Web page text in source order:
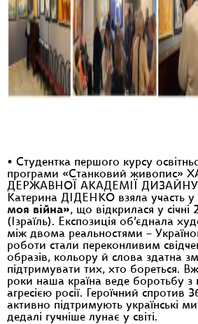
• Студентка першого курсу
програми «Станковий живопис»
ДЕРЖАВНОЇ АКАДЕМІЇ
Катерина ДІДЕНКО взяла участь у
моя війна», що відкрилася у
(Ізраїль). Експозиція об’єднала
між двома реальностями –
роботи стали переконливим
образів, кольору й слова здатна
підтримувати тих, хто бореться.
роки наша країна веде боротьбу
агресією росії. Героїчний спротив
активно підтримують українські
дедалі гучніше лунає у світі.